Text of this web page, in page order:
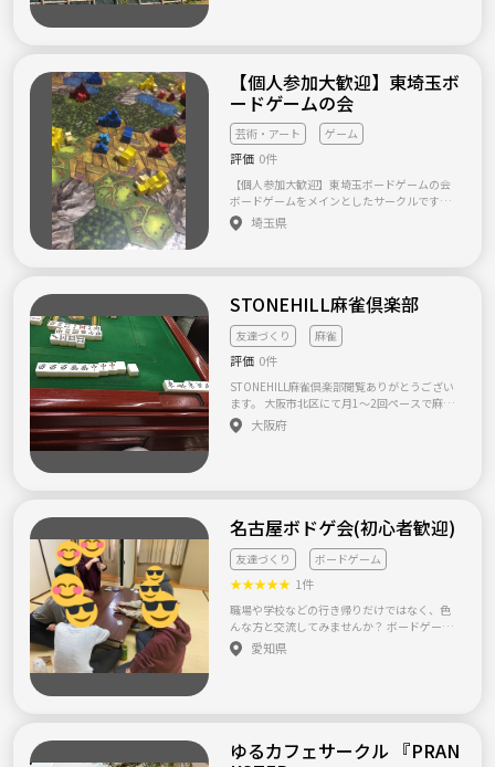
名となります。
【個人参加大歓迎】東埼玉ボ
ードゲームの会
芸術・アート ゲーム
評価 0件
【個人参加大歓迎】東埼玉ボードゲームの会
ボードゲームをメインとしたサークルです。
保有ボードゲームは600以上、個人での参加も
大歓迎です。年代は問いません。ボードゲーム
ます。皆様のご連絡をお待ちしています。
埼玉県
STONEHILL麻雀倶楽部
友達づくり 麻雀
評価 0件
STONEHILL麻雀倶楽部閲覧ありがとうござい
ます。 大阪市北区にて月1〜2回ペースで麻雀
会を開催しております。 （開催リクエストも
受け付けております。） 20〜30代が中心です
嬉しく思います。 宜しくお願い致します。
大阪府
名古屋ボドゲ会(初心者歓迎)
友達づくり ボードゲーム
★★★★★ 1件
職場や学校などの行き帰りだけではなく、色
んな方と交流してみませんか？ ボードゲーム
をしながら友だち作りたいって方が集まるサ
ークルです！ 【概要】 ・メンバー数12名(男
等なし（当日の実費（参加費）のみ） ・開催
場所：アクセスのよい名古屋駅近くのレンタ
愛知県
ゆるカフェサークル 『PRAN